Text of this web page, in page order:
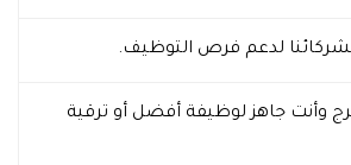
لدعم فرص التوظيف.
وأنت جاهز لوظيفة أفضل أو ترقية